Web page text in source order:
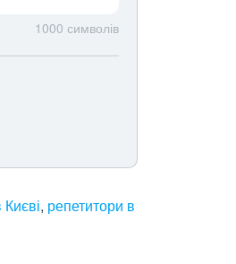
1000 символів
, репетитори в